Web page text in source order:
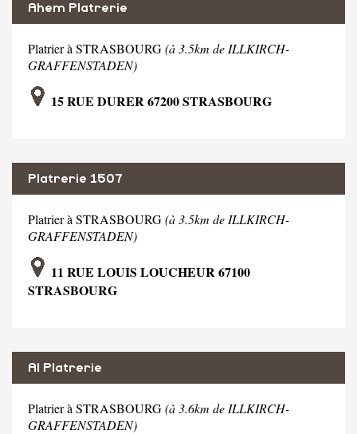
Ahem Platrerie
Platrier à STRASBOURG(à 3.5km de ILLKIRCH-
GRAFFENSTADEN)
15 RUE DURER 67200 STRASBOURG
Platrerie 1507
Platrier à STRASBOURG(à 3.5km de ILLKIRCH-
GRAFFENSTADEN)
11 RUE LOUIS LOUCHEUR 67100
STRASBOURG
Al Platrerie
Platrier à STRASBOURG(à 3.6km de ILLKIRCH-
GRAFFENSTADEN)